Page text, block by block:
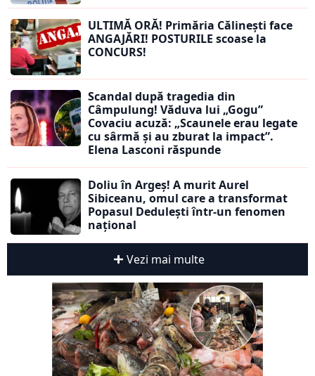
ULTIMĂ ORĂ! Primăria Călinești face
ANGAJĂRI! POSTURILE scoase la
CONCURS!
Scandal după tragedia din
Câmpulung! Văduva lui „Gogu”
Covaciu acuză: „Scaunele erau legate
cu sârmă și au zburat la impact”.
Elena Lasconi răspunde
Doliu în Argeș! A murit Aurel
Sibiceanu, omul care a transformat
Popasul Dedulești într-un fenomen
național
Vezi mai multe